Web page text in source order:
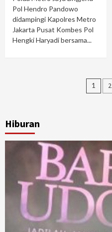
Pol Hendro Pandowo
didampingi Kapolres Metro
Jakarta Pusat Kombes Pol
Hengki Haryadi bersama...
Posts
1 2
Hiburan